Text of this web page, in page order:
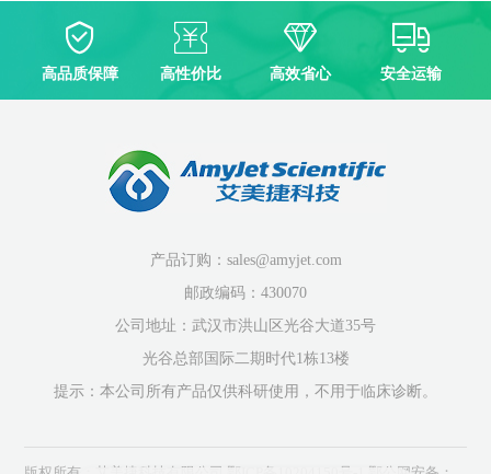
高品质保障 高性价比 高效省心 安全运输
产品订购：sales@amyjet.com
邮政编码：430070
公司地址：武汉市洪山区光谷大道35号
光谷总部国际二期时代1栋13楼
提示：本公司所有产品仅供科研使用，不用于临床诊断。